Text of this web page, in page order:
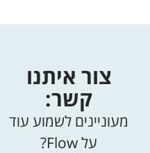
צור איתנו
קשר:
מעוניינים לשמוע עוד
על Flow?